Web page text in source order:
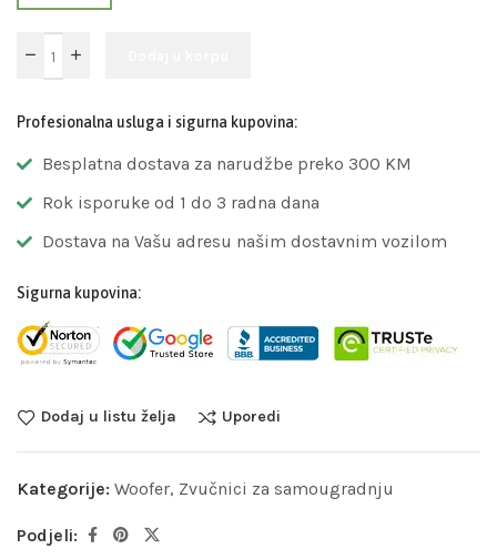
Profesionalna usluga i sigurna kupovina:
Besplatna dostava za narudžbe preko 300 KM
Rok isporuke od 1 do 3 radna dana
Dostava na Vašu adresu našim dostavnim vozilom
Sigurna kupovina:
Dodaj u listu želja Uporedi
Kategorije: Woofer, Zvučnici za samougradnju
Podjeli: